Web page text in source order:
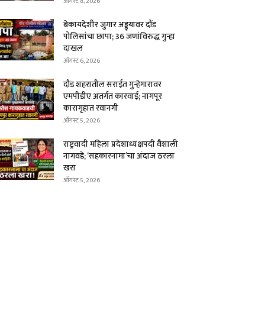
बेकायदेशीर जुगार अड्ड्यावर दौंड
पोलिसांचा छापा; 36 जणांविरुद्ध गुन्हा
दाखल
ऑगस्ट 6, 2026
दौंड शहरातील सराईत गुन्हेगारावर
एमपीडीए अंतर्गत कारवाई; नागपूर
कारागृहात रवानगी
ऑगस्ट 5, 2026
राष्ट्रवादी महिला प्रदेशाध्यक्षपदी वैशाली
नागवडे; ‘सहकारनामा’चा अंदाज ठरला
खरा
ऑगस्ट 5, 2026